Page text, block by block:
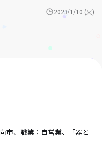
2023/1/10 (火)
市、職業：自営業、「器と